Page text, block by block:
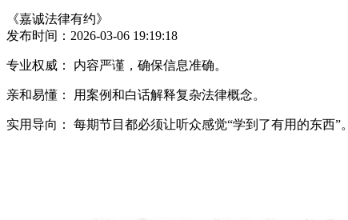
《嘉诚法律有约》
发布时间：2026-03-06 19:19:18
专业权威： 内容严谨，确保信息准确。
亲和易懂： 用案例和白话解释复杂法律概念。
实用导向： 每期节目都必须让听众感觉“学到了有用的东西”。